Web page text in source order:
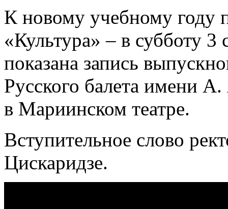
К новому учебному году
«Культура» – в субботу 3
показана запись
Русского балета имени
в Мариинском театре.
Вступительное слово
Цискаридзе.